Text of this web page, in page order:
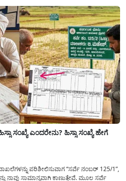
ಪಡೆಯಲು ವಿದ್ಯಾರ್ಥಿಗಳಿಗೆ ಅರ್ಜಿ ಸಲ್ಲಿಸಲು
ಸಂಖ್ಯೆ ಎಂದರೇನು? ಹಿಸ್ಸಾ ಸಂಖ್ಯೆ ಹೇಗೆ
ಪರಿಶೀಲಿಸುವಾಗ “ಸರ್ವೆ ನಂಬರ್ 125/1”,
ನಾವು ಸಾಮಾನ್ಯ​ವಾಗಿ ಕಾಣುತ್ತೇವೆ. ಮೂಲ ಸರ್ವೆ